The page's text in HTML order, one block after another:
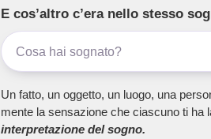
E cos’altro c’era nello stesso
Un fatto, un oggetto, un luogo, una
mente la sensazione che ciascuno ti ha
interpretazione del sogno.